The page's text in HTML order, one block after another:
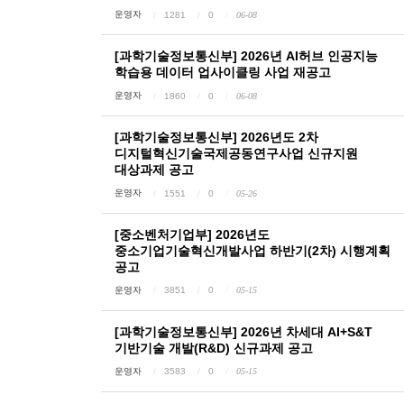
운영자 1281 0 06-08
[과학기술정보통신부] 2026년 AI허브 인공지능
학습용 데이터 업사이클링 사업 재공고
운영자 1860 0 06-08
[과학기술정보통신부] 2026년도 2차
디지털혁신기술국제공동연구사업 신규지원
대상과제 공고
운영자 1551 0 05-26
[중소벤처기업부] 2026년도
중소기업기술혁신개발사업 하반기(2차) 시행계획
공고
운영자 3851 0 05-15
[과학기술정보통신부] 2026년 차세대 AI+S&T
기반기술 개발(R&D) 신규과제 공고
운영자 3583 0 05-15